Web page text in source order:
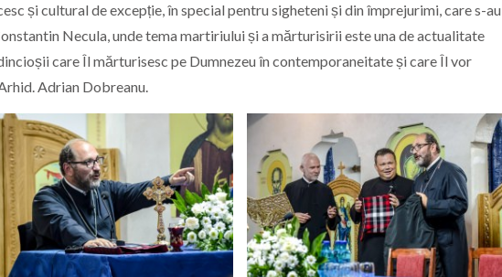
și cultural de excepție, în special pentru sigheteni și din împrejurimi, care s-au
Necula, unde tema martiriului și a mărturisirii este una de actualitate
care Îl mărturisesc pe Dumnezeu în contemporaneitate și care Îl vor
Adrian Dobreanu.